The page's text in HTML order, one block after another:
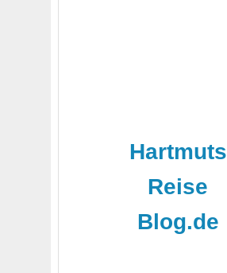
Hartmuts
Reise
Blog.de